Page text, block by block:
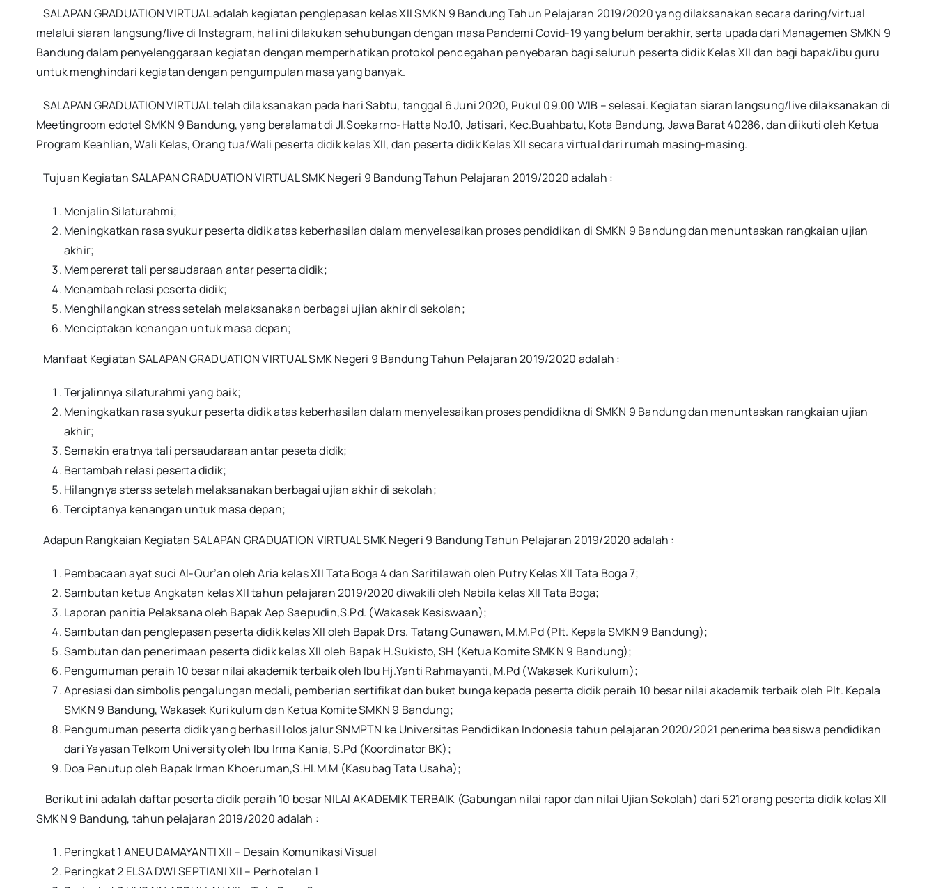
SALAPAN GRADUATION VIRTUAL adalah kegiatan penglepasan kelas XII SMKN 9 Bandung Tahun Pelajaran 2019/2020 yang dilaksanakan secara daring/virtual
melalui siaran langsung/live di Instagram, hal ini dilakukan sehubungan dengan masa Pandemi Covid-19 yang belum berakhir, serta upada dari Managemen SMKN 9
Bandung dalam penyelenggaraan kegiatan dengan memperhatikan protokol pencegahan penyebaran bagi seluruh peserta didik Kelas XII dan bagi bapak/ibu guru
untuk menghindari kegiatan dengan pengumpulan masa yang banyak.
SALAPAN GRADUATION VIRTUAL telah dilaksanakan pada hari Sabtu, tanggal 6 Juni 2020, Pukul 09.00 WIB – selesai. Kegiatan siaran langsung/live dilaksanakan di
Meetingroom edotel SMKN 9 Bandung, yang beralamat di Jl.Soekarno-Hatta No.10, Jatisari, Kec.Buahbatu, Kota Bandung, Jawa Barat 40286, dan diikuti oleh Ketua
Program Keahlian, Wali Kelas, Orang tua/Wali peserta didik kelas XII, dan peserta didik Kelas XII secara virtual dari rumah masing-masing.
Tujuan Kegiatan SALAPAN GRADUATION VIRTUAL SMK Negeri 9 Bandung Tahun Pelajaran 2019/2020 adalah :
Menjalin Silaturahmi;
Meningkatkan rasa syukur peserta didik atas keberhasilan dalam menyelesaikan proses pendidikan di SMKN 9 Bandung dan menuntaskan rangkaian ujian
akhir;
Mempererat tali persaudaraan antar peserta didik;
Menambah relasi peserta didik;
Menghilangkan stress setelah melaksanakan berbagai ujian akhir di sekolah;
Menciptakan kenangan untuk masa depan;
Manfaat Kegiatan SALAPAN GRADUATION VIRTUAL SMK Negeri 9 Bandung Tahun Pelajaran 2019/2020 adalah :
Terjalinnya silaturahmi yang baik;
Meningkatkan rasa syukur peserta didik atas keberhasilan dalam menyelesaikan proses pendidikna di SMKN 9 Bandung dan menuntaskan rangkaian ujian
akhir;
Semakin eratnya tali persaudaraan antar peseta didik;
Bertambah relasi peserta didik;
Hilangnya sterss setelah melaksanakan berbagai ujian akhir di sekolah;
Terciptanya kenangan untuk masa depan;
Adapun Rangkaian Kegiatan SALAPAN GRADUATION VIRTUAL SMK Negeri 9 Bandung Tahun Pelajaran 2019/2020 adalah :
Pembacaan ayat suci Al-Qur’an oleh Aria kelas XII Tata Boga 4 dan Saritilawah oleh Putry Kelas XII Tata Boga 7;
Sambutan ketua Angkatan kelas XII tahun pelajaran 2019/2020 diwakili oleh Nabila kelas XII Tata Boga;
Laporan panitia Pelaksana oleh Bapak Aep Saepudin,S.Pd. (Wakasek Kesiswaan);
Sambutan dan penglepasan peserta didik kelas XII oleh Bapak Drs. Tatang Gunawan, M.M.Pd (Plt. Kepala SMKN 9 Bandung);
Sambutan dan penerimaan peserta didik kelas XII oleh Bapak H.Sukisto, SH (Ketua Komite SMKN 9 Bandung);
Pengumuman peraih 10 besar nilai akademik terbaik oleh Ibu Hj.Yanti Rahmayanti, M.Pd (Wakasek Kurikulum);
Apresiasi dan simbolis pengalungan medali, pemberian sertifikat dan buket bunga kepada peserta didik peraih 10 besar nilai akademik terbaik oleh Plt. Kepala
SMKN 9 Bandung, Wakasek Kurikulum dan Ketua Komite SMKN 9 Bandung;
Pengumuman peserta didik yang berhasil lolos jalur SNMPTN ke Universitas Pendidikan Indonesia tahun pelajaran 2020/2021 penerima beasiswa pendidikan
dari Yayasan Telkom University oleh Ibu Irma Kania, S.Pd (Koordinator BK);
Doa Penutup oleh Bapak Irman Khoeruman,S.HI.M.M (Kasubag Tata Usaha);
Berikut ini adalah daftar peserta didik peraih 10 besar NILAI AKADEMIK TERBAIK (Gabungan nilai rapor dan nilai Ujian Sekolah) dari 521 orang peserta didik kelas XII
SMKN 9 Bandung, tahun pelajaran 2019/2020 adalah :
Peringkat 1 ANEU DAMAYANTI XII – Desain Komunikasi Visual
Peringkat 2 ELSA DWI SEPTIANI XII – Perhotelan 1